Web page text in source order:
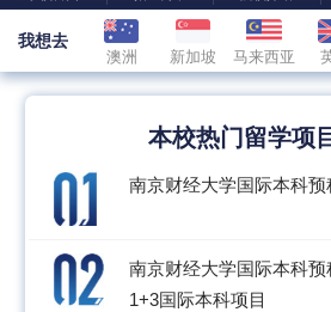
我想去
澳洲 新加坡 马来西亚
本校热门留学项
南京财经大学国际本科预
南京财经大学国际本科
1+3国际本科项目